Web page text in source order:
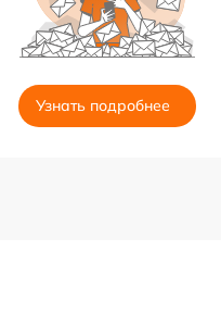
Узнать подробнее